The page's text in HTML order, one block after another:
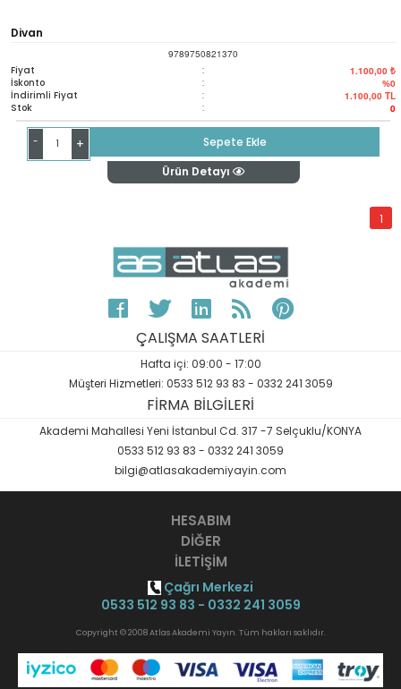
Divan
9789750821370
Fiyat : 1.100,00 ₺
İskonto : %0
İndirimli Fiyat : 1.100,00 TL
Stok : 0
- +
Sepete Ekle
Ürün Detayı
1
ÇALIŞMA SAATLERİ
Hafta içi: 09:00 - 17:00
Müşteri Hizmetleri: 0533 512 93 83 - 0332 241 3059
FİRMA BİLGİLERİ
Akademi Mahallesi Yeni İstanbul Cd. 317 -7 Selçuklu/KONYA
0533 512 93 83 - 0332 241 3059
bilgi@atlasakademiyayin.com
HESABIM
DİĞER
İLETİŞİM
Çağrı Merkezi
0533 512 93 83 - 0332 241 3059
Copyright © 2008 Atlas Akademi Yayın. Tüm hakları saklıdır.